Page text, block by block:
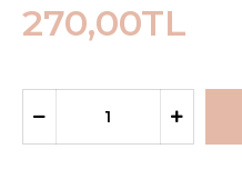
270,00TL